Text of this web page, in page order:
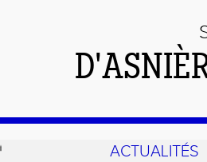
ACTUALITÉS